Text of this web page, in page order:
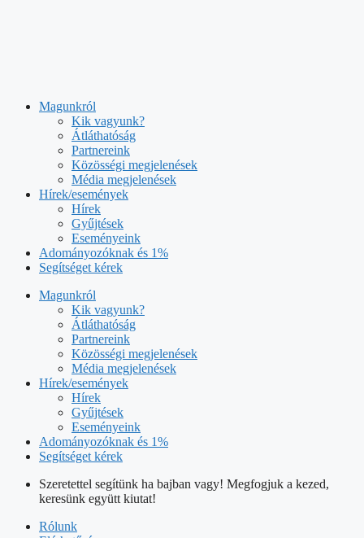
Magunkról
Kik vagyunk?
Átláthatóság
Partnereink
Közösségi megjelenések
Média megjelenések
Hírek/események
Hírek
Gyűjtések
Eseményeink
Adományozóknak és 1%
Segítséget kérek
Magunkról
Kik vagyunk?
Átláthatóság
Partnereink
Közösségi megjelenések
Média megjelenések
Hírek/események
Hírek
Gyűjtések
Eseményeink
Adományozóknak és 1%
Segítséget kérek
Szeretettel segítünk ha bajban vagy! Megfogjuk a kezed,
keresünk együtt kiutat!
Rólunk